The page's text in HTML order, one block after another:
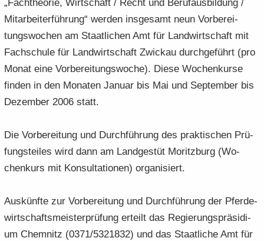
„Fach­theo­rie, Wirt­schaft / Recht und Be­ruf­aus­bil­dung /
Mit­ar­bei­ter­füh­rung“ wer­den ins­ge­samt neun Vor­be­rei­
tungs­wo­chen am Staat­li­chen Amt für Land­wirt­schaft mit
Fach­schu­le für Land­wirt­schaft Zwi­ckau durch­ge­führt (pro
Monat eine Vor­be­rei­tungs­wo­che). Diese Wo­chen­kur­se
fin­den in den Mo­na­ten Ja­nu­ar bis Mai und Sep­tem­ber bis
De­zem­ber 2006 statt.
Die Vor­be­rei­tung und Durch­füh­rung des prak­ti­schen Prü­
fungs­tei­les wird dann am Land­ge­stüt Mo­ritz­burg (Wo­
chen­kurs mit Kon­sul­ta­tio­nen) or­ga­ni­siert.
Aus­künf­te zur Vor­be­rei­tung und Durch­füh­rung der Pfer­de­
wirt­schafts­meis­ter­prü­fung er­teilt das Re­gie­rungs­prä­si­di­
um Chem­nitz (0371/5321832) und das Staat­li­che Amt für